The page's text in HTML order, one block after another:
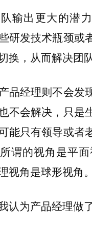
输出更大的潜
研发技术瓶颈或
换，从而解决团
品经理则不会发
不会解决，只是
能只有领导或者
谓的视角是平
视角是球形视角。
认为产品经理做